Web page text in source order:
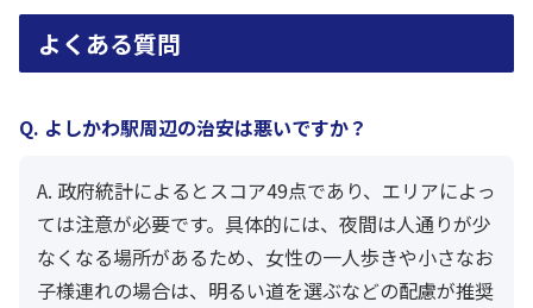
よくある質問
Q. よしかわ駅周辺の治安は悪いですか？
A. 政府統計によるとスコア49点であり、エリアによっ
ては注意が必要です。具体的には、夜間は人通りが少
なくなる場所があるため、女性の一人歩きや小さなお
子様連れの場合は、明るい道を選ぶなどの配慮が推奨